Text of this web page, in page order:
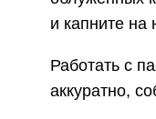
и капните
Работать с
аккуратно,